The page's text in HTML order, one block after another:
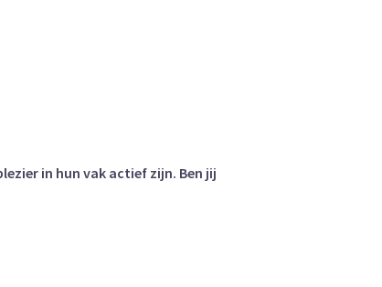
in hun vak actief zijn. Ben jij